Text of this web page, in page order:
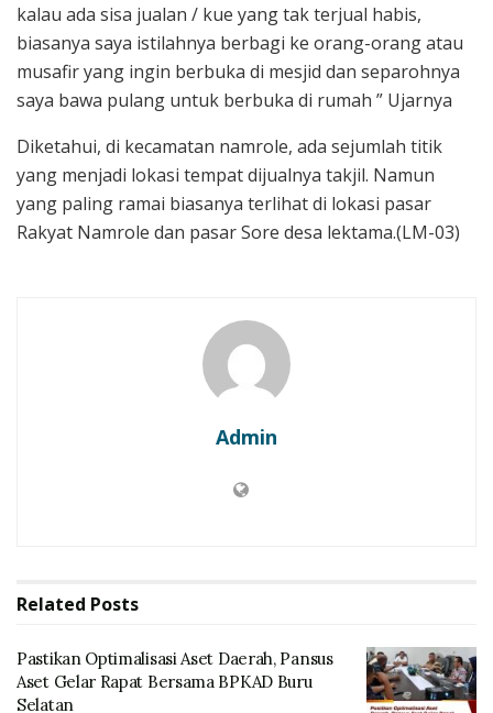
kalau ada sisa jualan / kue yang tak terjual habis,
biasanya saya istilahnya berbagi ke orang-orang atau
musafir yang ingin berbuka di mesjid dan separohnya
saya bawa pulang untuk berbuka di rumah ” Ujarnya
Diketahui, di kecamatan namrole, ada sejumlah titik
yang menjadi lokasi tempat dijualnya takjil. Namun
yang paling ramai biasanya terlihat di lokasi pasar
Rakyat Namrole dan pasar Sore desa lektama.(LM-03)
Admin
Related Posts
Pastikan Optimalisasi Aset Daerah, Pansus
Aset Gelar Rapat Bersama BPKAD Buru
Selatan